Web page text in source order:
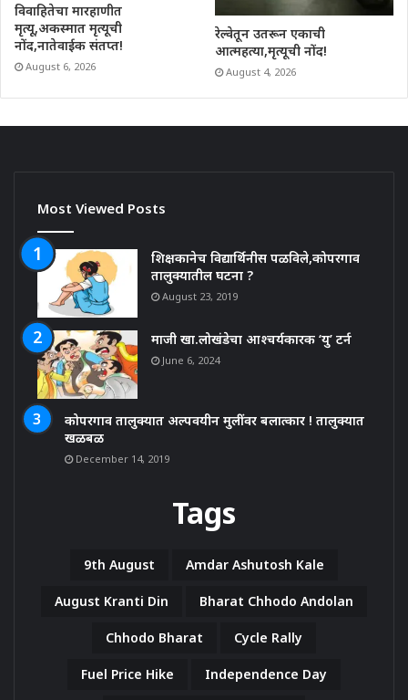
विवाहितेचा मारहाणीत
मृत्यू,अकस्मात मृत्यूची
नोंद,नातेवाईक संतप्त!
August 6, 2026
रेल्वेतून उतरून एकाची
आत्महत्या,मृत्यूची नोंद!
August 4, 2026
Most Viewed Posts
शिक्षकानेच विद्यार्थिनीस पळविले,कोपरगाव
तालुक्यातील घटना ?
August 23, 2019
माजी खा.लोखंडेचा आश्चर्यकारक ‘यु’ टर्न
June 6, 2024
कोपरगाव तालुक्यात अल्पवयीन मुलींवर बलात्कार ! तालुक्यात
खळबळ
December 14, 2019
Tags
9th August Amdar Ashutosh Kale
August Kranti Din Bharat Chhodo Andolan
Chhodo Bharat Cycle Rally
Fuel Price Hike Independence Day